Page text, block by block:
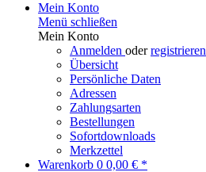
Mein Konto
Menü schließen
Mein Konto
Anmelden oderregistrieren
Übersicht
Persönliche Daten
Adressen
Zahlungsarten
Bestellungen
Sofortdownloads
Merkzettel
Warenkorb 0 0,00 € *